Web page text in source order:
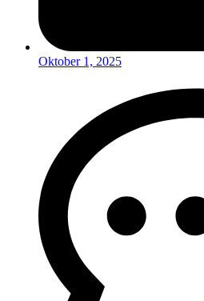
Oktober 1, 2025